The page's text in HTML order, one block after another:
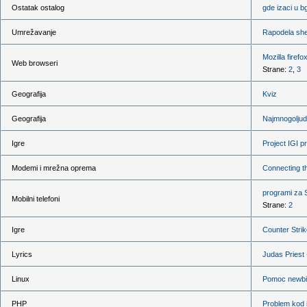
Ostatak ostalog gde izaci u
Umrežavanje Rapodela
Web browseri
Mozilla
Strane: 2 3
Geografija Kviz
Geografija
Igre Project IGI
Modemi i mrežna oprema Connecting
Mobilni telefoni
programi za
Strane: 2
Igre Counter
Lyrics Judas Priest
Linux Pomoc
PHP Problem kod